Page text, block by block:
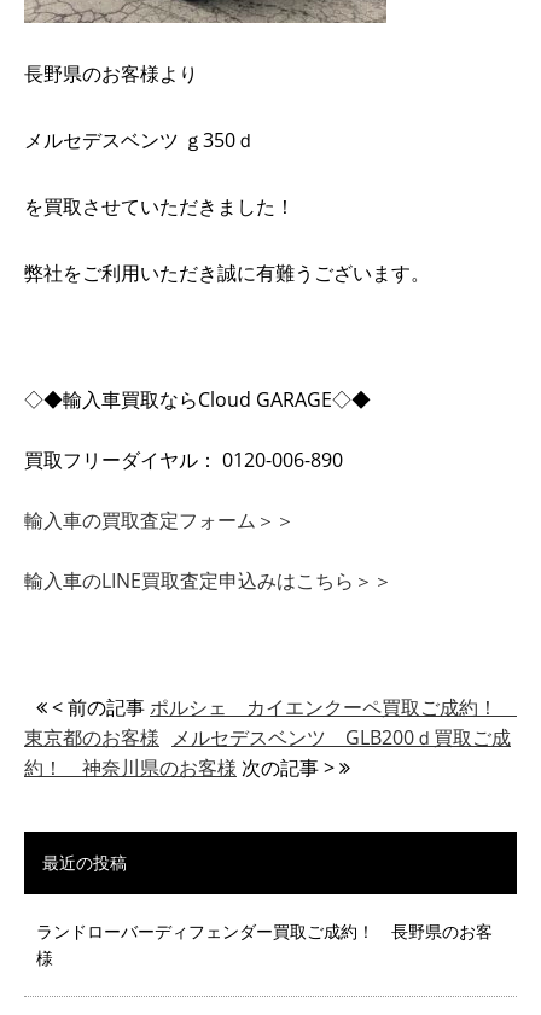
長野県のお客様より
メルセデスベンツ ｇ350ｄ
を買取させていただきました！
弊社をご利用いただき誠に有難うございます。
◇◆輸入車買取ならCloud GARAGE◇◆
買取フリーダイヤル： 0120-006-890
輸入車の買取査定フォーム＞＞
輸入車のLINE買取査定申込みはこちら＞＞
< 前の記事ポルシェ カイエンクーペ買取ご成約！
東京都のお客様 メルセデスベンツ GLB200ｄ買取ご成
約！ 神奈川県のお客様 次の記事 >
最近の投稿
ランドローバーディフェンダー買取ご成約！ 長野県のお客
様